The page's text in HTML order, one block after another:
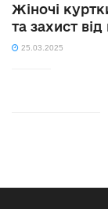
Жіночі
та захист
25.03.2025